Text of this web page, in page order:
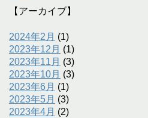
【アーカイブ】
2024年2月 (1)
2023年12月 (1)
2023年11月 (3)
2023年10月 (3)
2023年6月 (1)
2023年5月 (3)
2023年4月 (2)